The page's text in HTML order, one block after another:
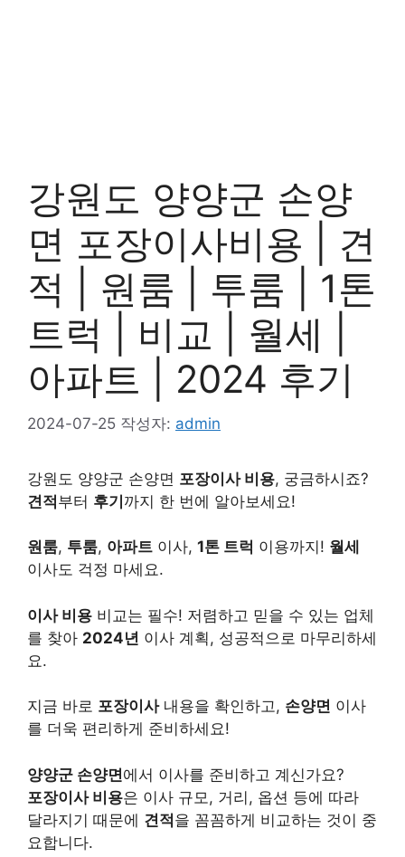
강원도 양양군 손양
면 포장이사비용 | 견
적 | 원룸 | 투룸 | 1톤
트럭 | 비교 | 월세 |
아파트 | 2024 후기
2024-07-25 작성자: admin
강원도 양양군 손양면 포장이사 비용, 궁금하시죠?
견적부터 후기까지 한 번에 알아보세요!
원룸, 투룸, 아파트 이사, 1톤 트럭 이용까지! 월세
이사도 걱정 마세요.
이사 비용 비교는 필수! 저렴하고 믿을 수 있는 업체
를 찾아 2024년 이사 계획, 성공적으로 마무리하세
요.
지금 바로 포장이사내용을 확인하고, 손양면 이사
를 더욱 편리하게 준비하세요!
양양군 손양면에서 이사를 준비하고 계신가요?
포장이사 비용은 이사 규모, 거리, 옵션 등에 따라
달라지기 때문에 견적을 꼼꼼하게 비교하는 것이 중
요합니다.